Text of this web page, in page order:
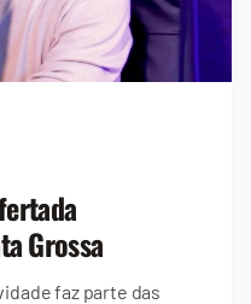
Grossa
faz parte das